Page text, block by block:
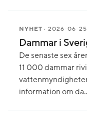
NYHET · 2026-06-25
Dammar i
De senaste sex
11 000 dammar
information om